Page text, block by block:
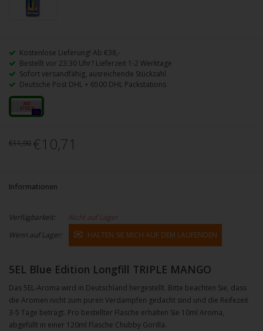
Kostenlose Lieferung! Ab €38,-
Bestellt vor 23:30 Uhr? Lieferzeit 1-2 Werktage
Sofort versandfähig, ausreichende Stückzahl
Deutsche Post DHL + 6500 DHL Packstations
10ml
0x
€11,90 €10,71
Informationen
Verfügbarkeit:
Nicht auf Lager
Wenn auf Lager:
HALTEN SIE MICH AUF DEM LAUFENDEN
5EL Blue Edition Longfill TRIPLE MANGO
Das 5EL-Aroma wird in Deutschland hergestellt. Bitte beachten Sie, dass
die Aromen nicht zum puren Verdampfen gedacht sind und die Reifezeit
3-5 Tage beträgt. Pro bestellter Flasche erhalten Sie 10ml Aroma,
abgefüllt in einer 120ml Flasche Chubby Gorilla.